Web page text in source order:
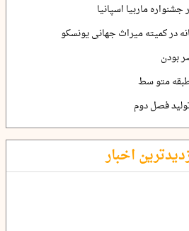
ماربیا اسپانیا
در کمیته میراث جهانی یونسکو
بودن
طبقه متو سط
فصل دوم
اخبار